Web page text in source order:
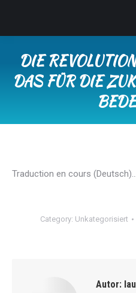
DIE
DAS FÜR DIE
Traduction en cours (Deutsch)…
Category: Unkategorisiert
Autor: